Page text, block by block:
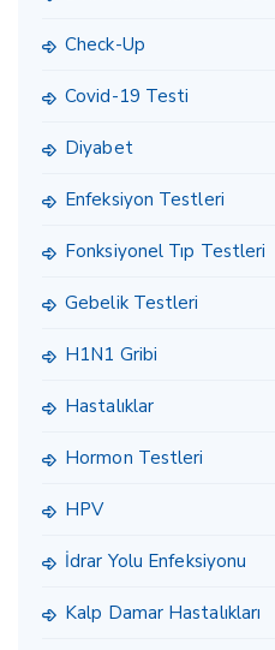
Check-Up
Covid-19 Testi
Diyabet
Enfeksiyon Testleri
Fonksiyonel Tıp Testleri
Gebelik Testleri
H1N1 Gribi
Hastalıklar
Hormon Testleri
HPV
İdrar Yolu Enfeksiyonu
Kalp Damar Hastalıkları